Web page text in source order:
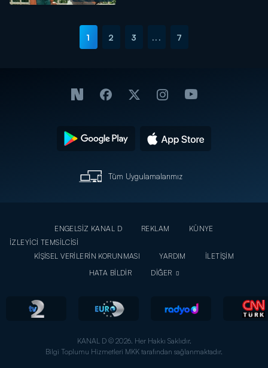
1 2 3 ... 7
Tüm Uygulamalarımız
ENGELSİZ KANAL D REKLAM
KÜNYE
İZLEYİCİ TEMSİLCİSİ
KİŞİSEL VERİLERİN KORUNMASI
YARDIM
İLETİŞİM
HATA BİLDİR
DİĞER
KANAL D © 2026. Her Hakkı Saklıdır.
Bilgi Toplumu Hizmetleri MKK tarafından sağlanmaktadır.